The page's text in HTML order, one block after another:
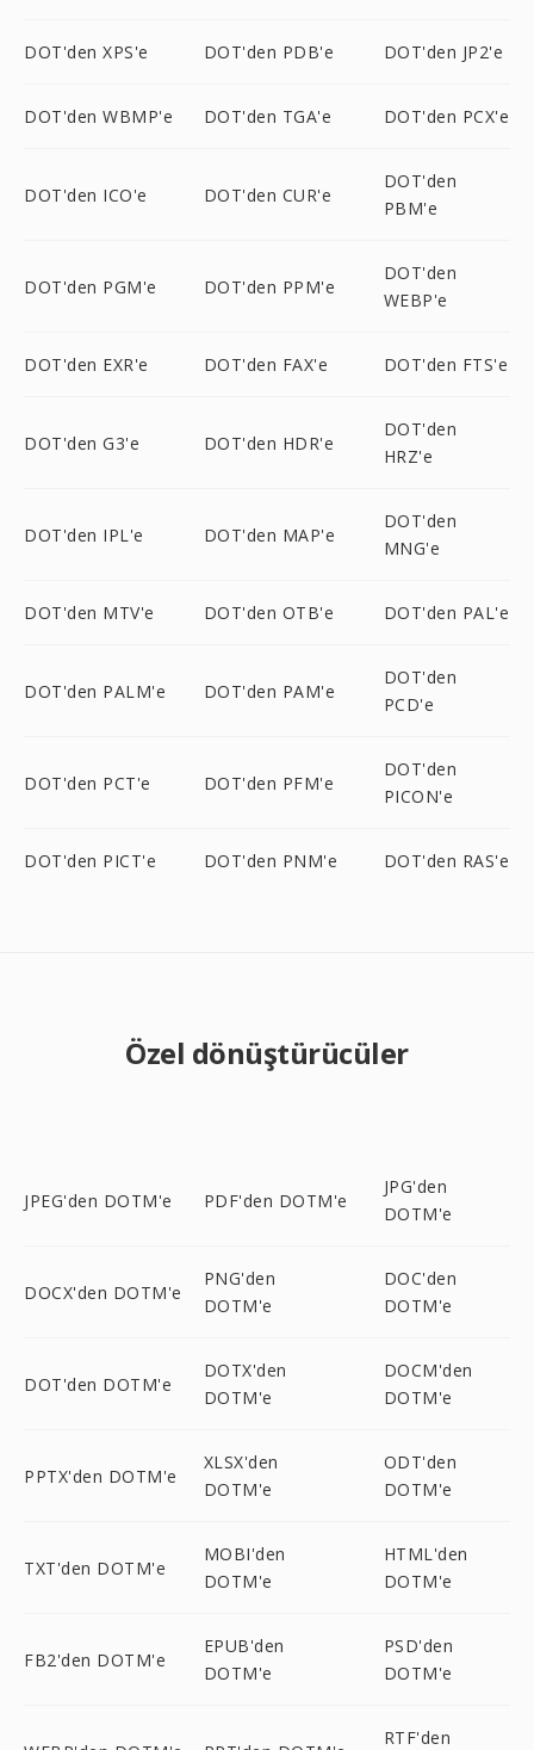
DOT'den XPS'e DOT'den PDB'e DOT'den JP2'e
DOT'den WBMP'e DOT'den TGA'e DOT'den PCX'e
DOT'den ICO'e DOT'den CUR'e
DOT'den
PBM'e
DOT'den PGM'e DOT'den PPM'e
DOT'den
WEBP'e
DOT'den EXR'e DOT'den FAX'e DOT'den FTS'e
DOT'den G3'e DOT'den HDR'e
DOT'den
HRZ'e
DOT'den IPL'e DOT'den MAP'e
DOT'den
MNG'e
DOT'den MTV'e DOT'den OTB'e DOT'den PAL'e
DOT'den PALM'e DOT'den PAM'e
DOT'den
PCD'e
DOT'den PCT'e DOT'den PFM'e
DOT'den
PICON'e
DOT'den PICT'e DOT'den PNM'e DOT'den RAS'e
Özel dönüştürücüler
JPEG'den DOTM'e PDF'den DOTM'e
JPG'den
DOTM'e
DOCX'den DOTM'e
PNG'den
DOTM'e
DOC'den
DOTM'e
DOT'den DOTM'e
DOTX'den
DOTM'e
DOCM'den
DOTM'e
PPTX'den DOTM'e
XLSX'den
DOTM'e
ODT'den
DOTM'e
TXT'den DOTM'e
MOBI'den
DOTM'e
HTML'den
DOTM'e
FB2'den DOTM'e
EPUB'den
DOTM'e
PSD'den
DOTM'e
RTF'den